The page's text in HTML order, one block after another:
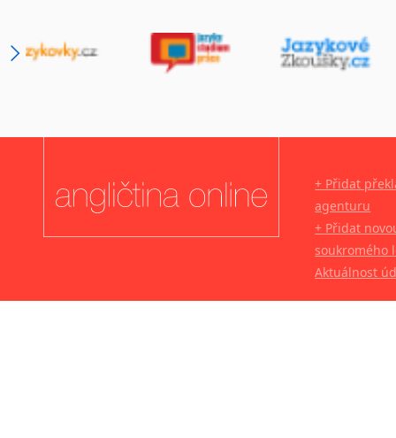
+ Přidat
agenturu
+ Přidat
soukromého
Aktuálnost